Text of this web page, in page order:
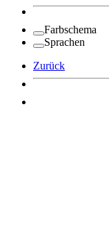
Farbschema
Sprachen
Zurück